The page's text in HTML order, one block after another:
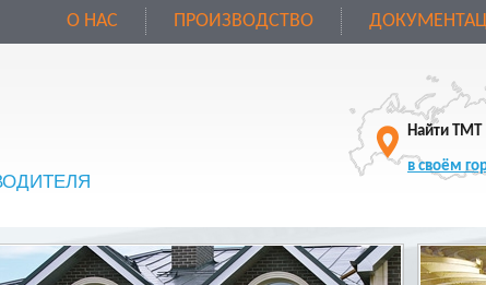
О НАС ПРОИЗВОДСТВО
Найти ТМТ
в своём